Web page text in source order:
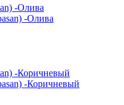
-Олива
-Коричневый